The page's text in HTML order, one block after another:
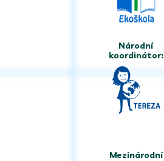
Národní
koordinátor:
Mezinárodní